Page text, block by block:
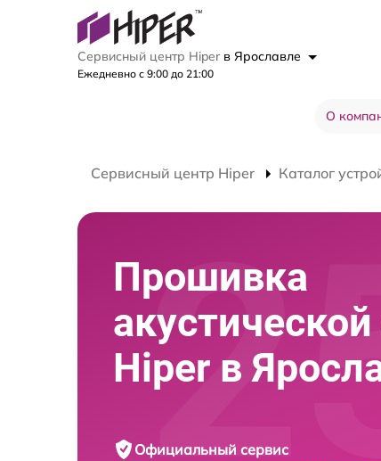
Сервисный центр Hiper в Ярославле
Ежедневно с 9:00 до 21:00
О
Сервисный центр Hiper Каталог
Прошивка
Hiper в
Официальный сервис